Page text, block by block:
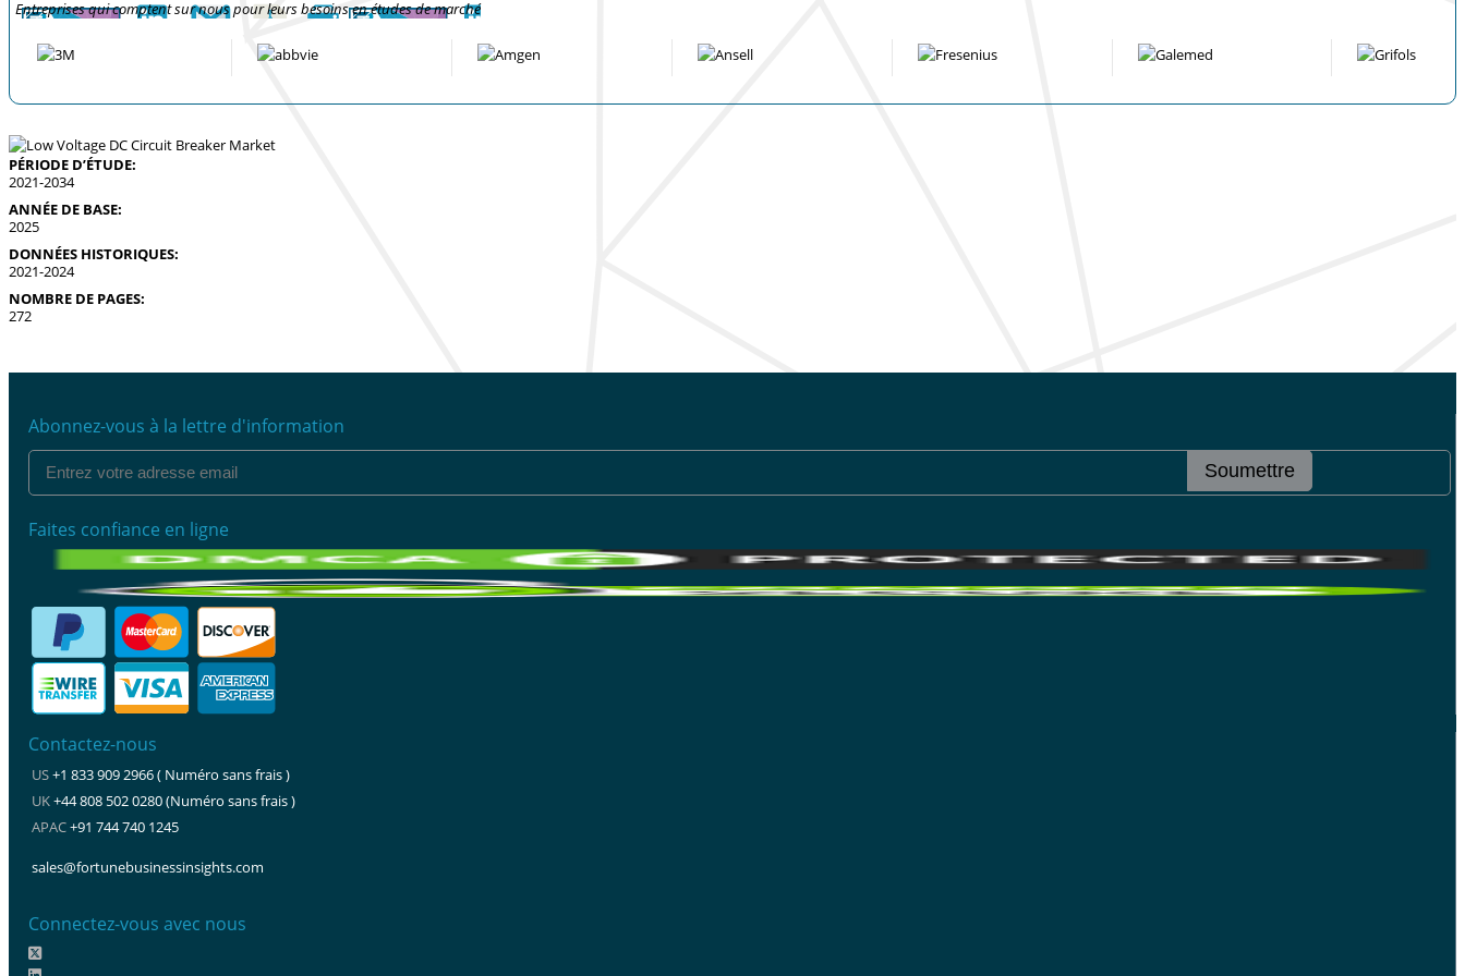
Entreprises qui comptent sur nous pour leurs besoins en études de marché
PÉRIODE D’ÉTUDE:
2021-2034
ANNÉE DE BASE:
2025
DONNÉES HISTORIQUES:
2021-2024
NOMBRE DE PAGES:
272
Abonnez-vous à la lettre d'information
Soumettre
Faites confiance en ligne
Contactez-nous
US+1 833 909 2966 ( Numéro sans frais )
UK+44 808 502 0280 (Numéro sans frais )
APAC+91 744 740 1245
sales@fortunebusinessinsights.com
Connectez-vous avec nous